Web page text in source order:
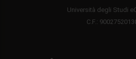
Università degli Studi
C.F.: